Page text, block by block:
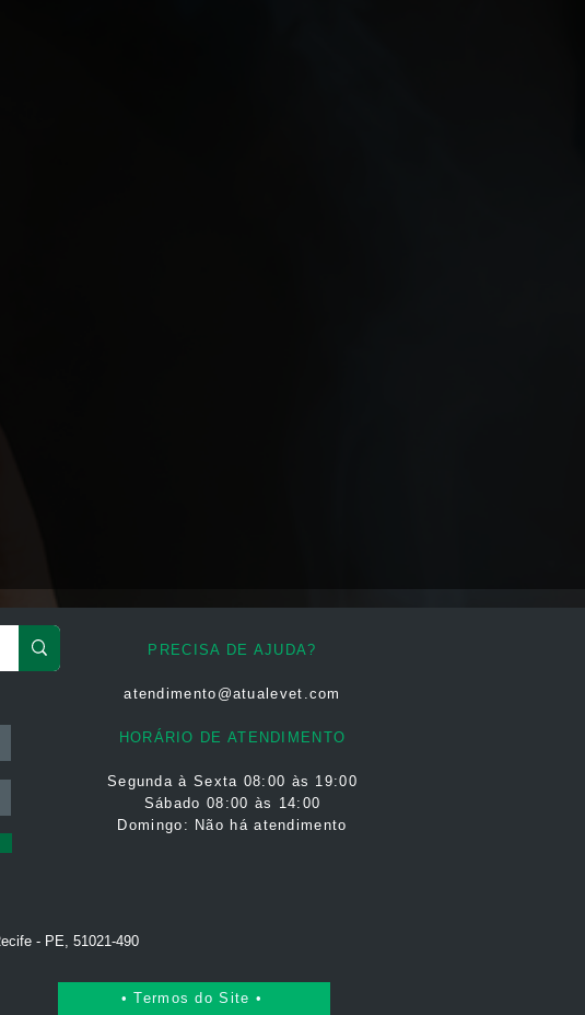
PRECISA DE AJUDA?
atendimento@atualevet.com
HORÁRIO DE ATENDIMENTO
Segunda à Sexta 08:00 às 19:00
Sábado 08:00 às 14:00
Domingo: Não há atendimento
- PE, 51021-490
• Termos do Site •